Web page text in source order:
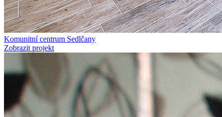
Komunitní centrum Sedlčany
Zobrazit projekt